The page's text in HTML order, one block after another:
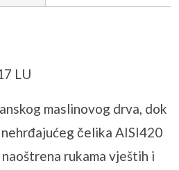
LU
maslinovog drva, dok
čelika AISI420
rukama vještih i